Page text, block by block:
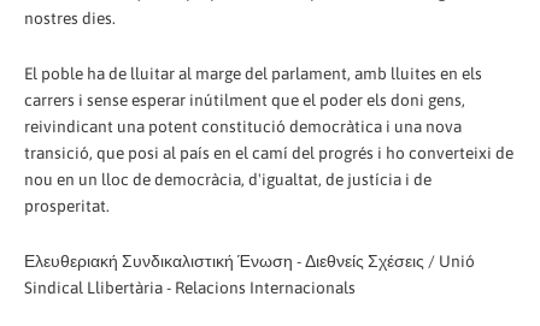
nostres dies.
El poble ha de lluitar al marge del parlament, amb lluites en els
carrers i sense esperar inútilment que el poder els doni gens,
reivindicant una potent constitució democràtica i una nova
transició, que posi al país en el camí del progrés i ho converteixi de
nou en un lloc de democràcia, d'igualtat, de justícia i de
prosperitat.
Ελευθεριακή Συνδικαλιστική Ένωση - Διεθνείς Σχέσεις / Unió
Sindical Llibertària - Relacions Internacionals